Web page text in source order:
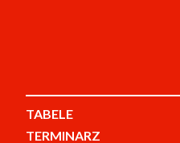
TABELE
TERMINARZ